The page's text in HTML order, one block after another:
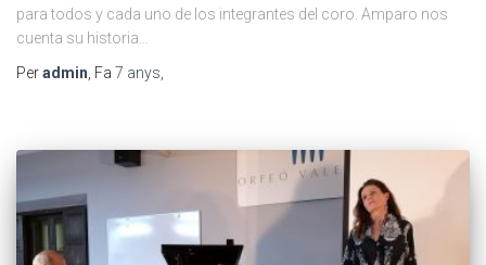
para todos y cada uno de los integrantes del coro. Amparo nos
cuenta su historia…
Peradmin , Fa 7 anys